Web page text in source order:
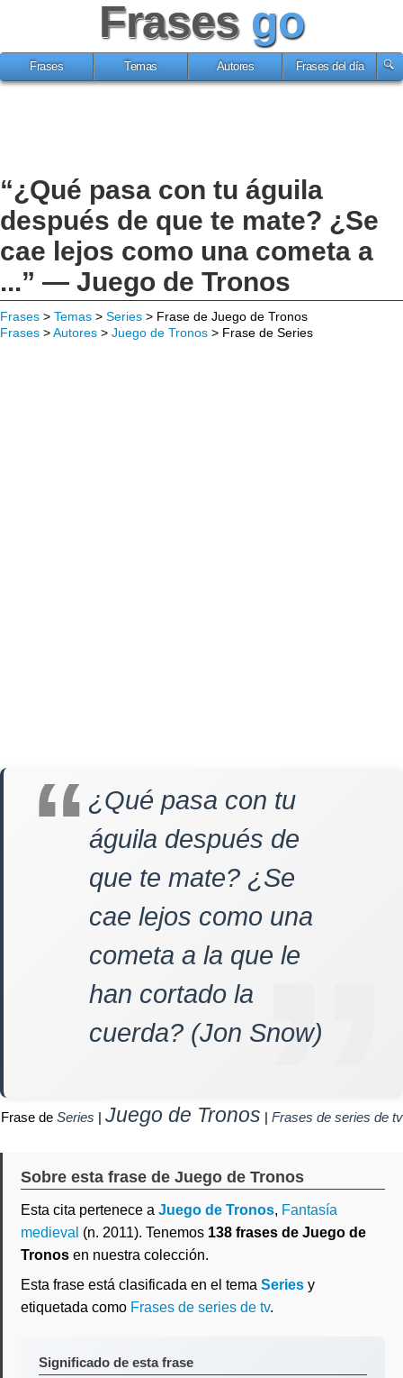
Frases go
Frases Temas Autores Frases del día
“¿Qué pasa con tu águila
después de que te mate? ¿Se
cae lejos como una cometa a
...” — Juego de Tronos
Frases > Temas > Series > Frase de Juego de Tronos
Frases >Autores > Juego de Tronos > Frase de Series
¿Qué pasa con tu
águila después de
que te mate? ¿Se
cae lejos como una
cometa a la que le
han cortado la
cuerda? (Jon Snow)
Frase de Series | Juego de Tronos | Frases de series de tv
Sobre esta frase de Juego de Tronos
Esta cita pertenece a Juego de Tronos, Fantasía
medieval (n. 2011). Tenemos 138 frases de Juego de
Tronos en nuestra colección.
Esta frase está clasificada en el tema Series y
etiquetada como Frases de series de tv.
Significado de esta frase